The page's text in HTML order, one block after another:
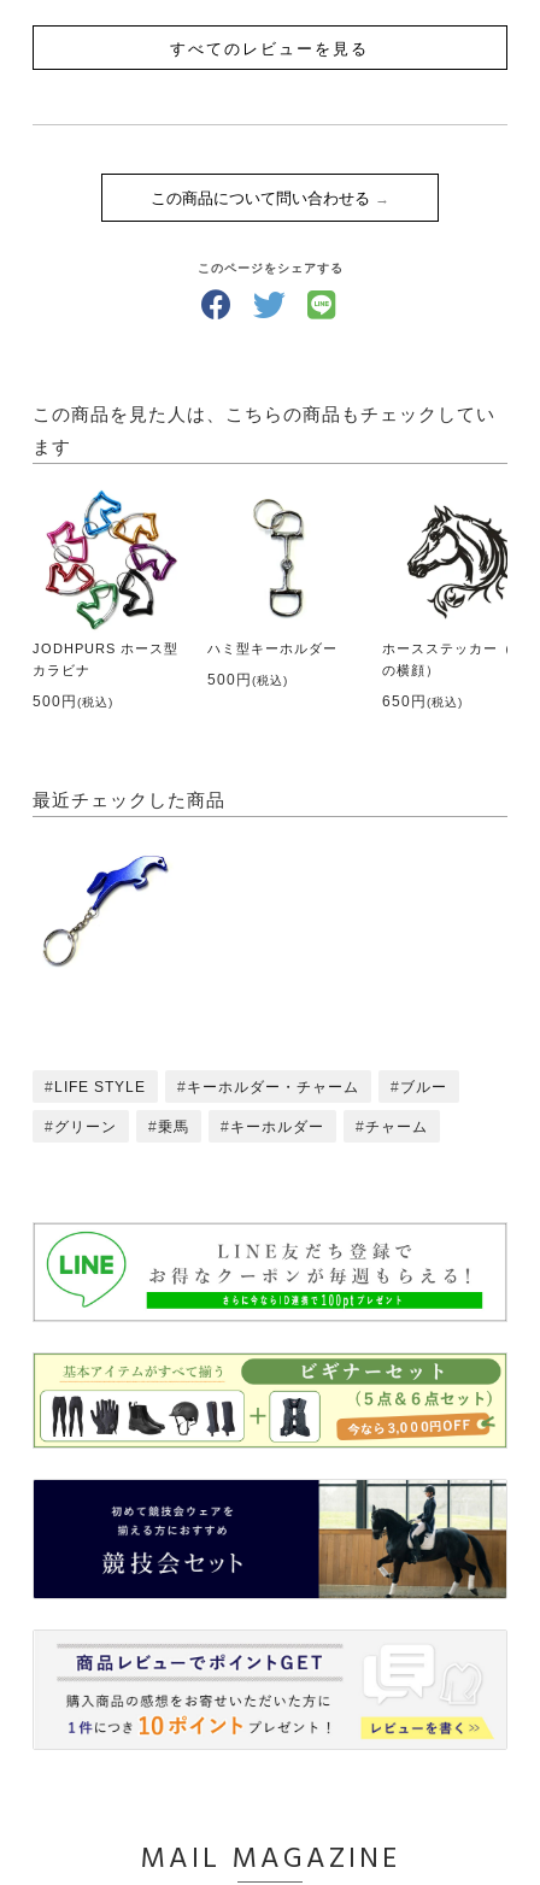
すべてのレビューを見る
この商品について問い合わせる
このページをシェアする
この商品を見た人は、こちらの商品もチェックしてい
ます
JODHPURS ホース型
カラビナ
500円(税込)
ハミ型キーホルダー
500円(税込)
ホースステッカー（馬
の横顔）
650円(税込)
最近チェックした商品
LIFE STYLE キーホルダー・チャーム ブルー
グリーン 乗馬 キーホルダー チャーム
MAIL MAGAZINE